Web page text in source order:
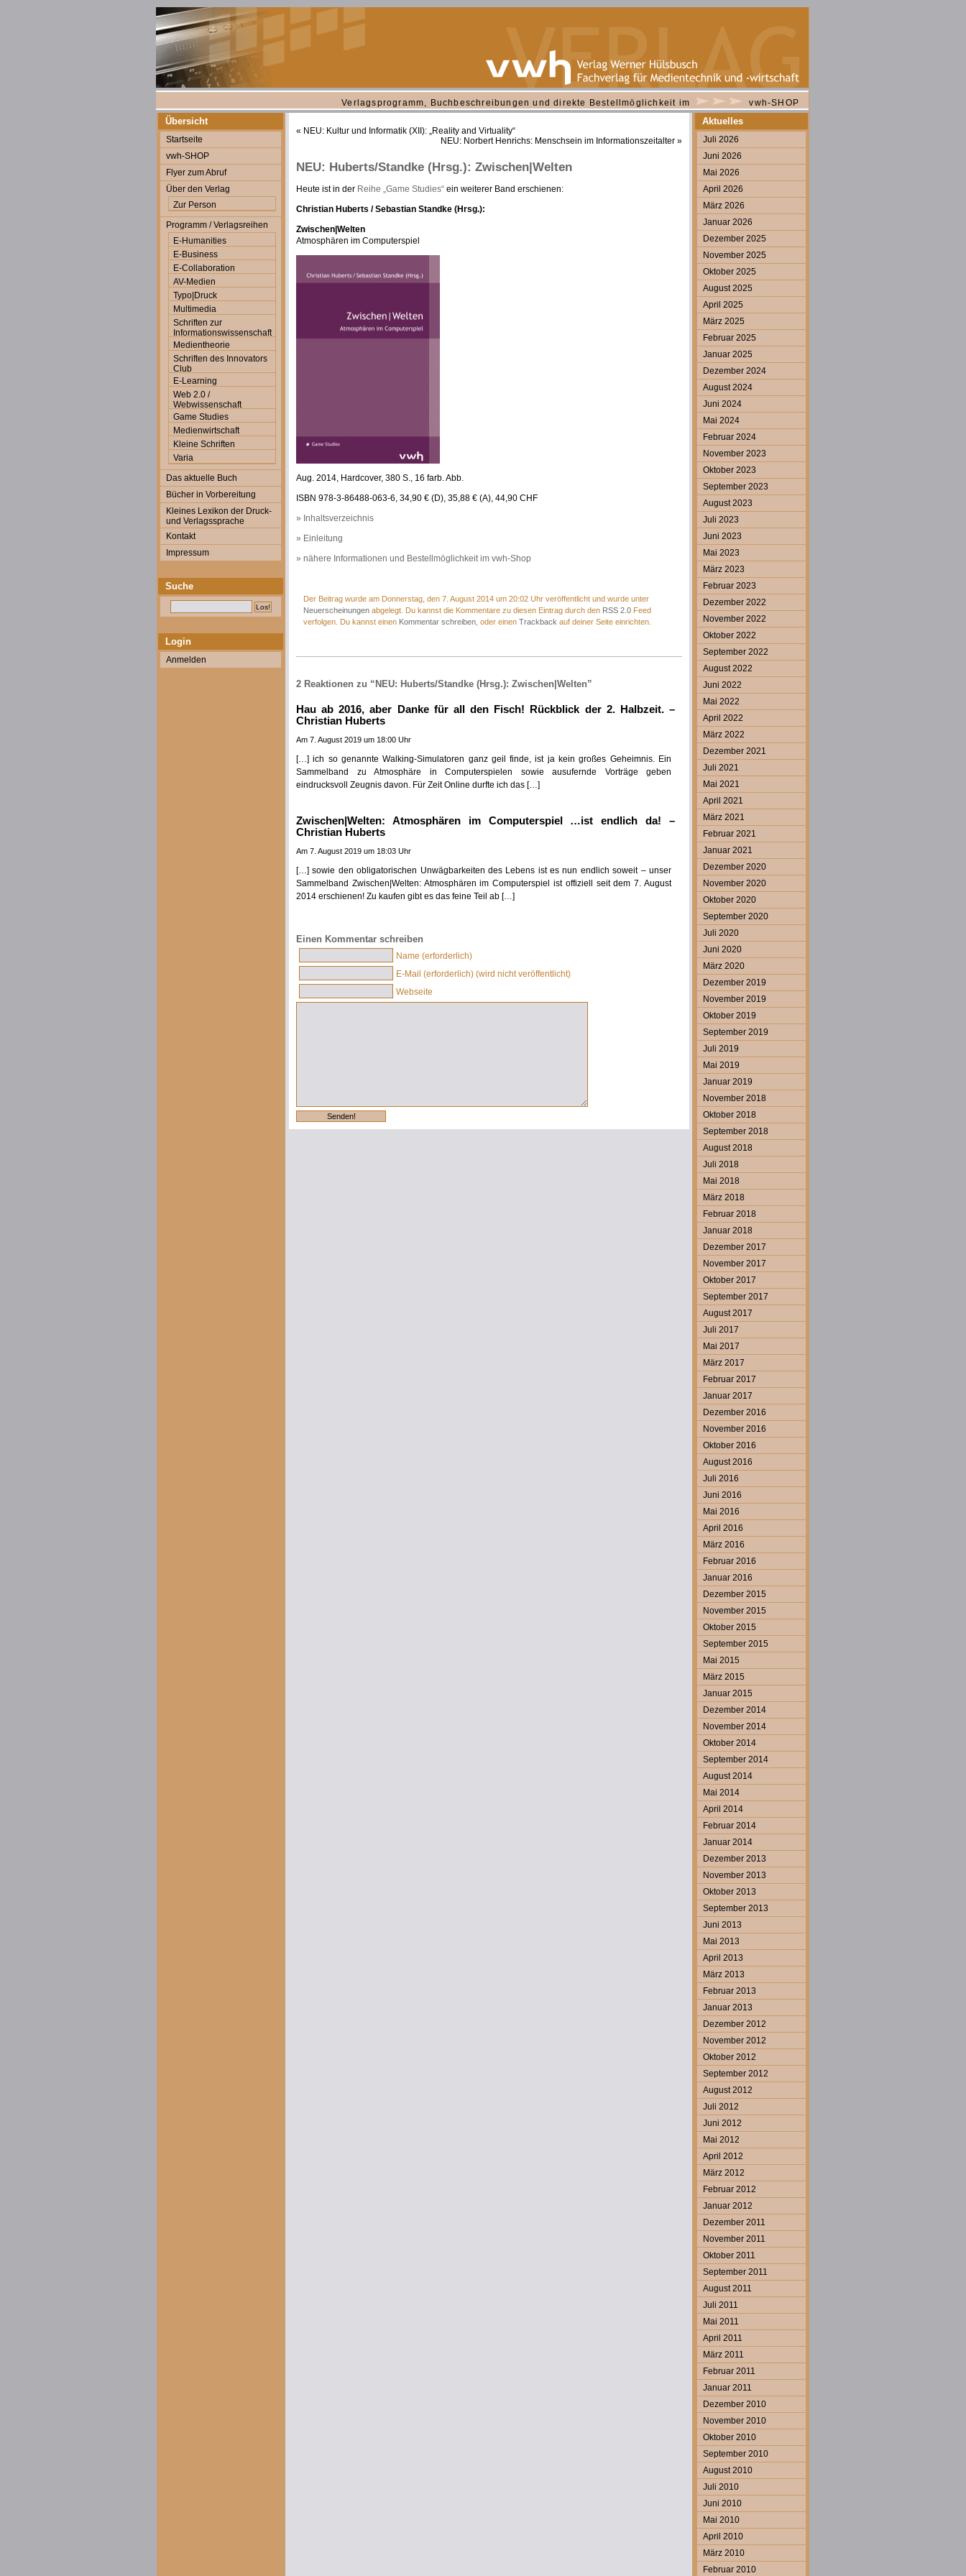
Verlagsprogramm, Buchbeschreibungen und direkte Bestellmöglichkeit im vwh-SHOP
Übersicht
Startseite
vwh-SHOP
Flyer zum Abruf
Über den Verlag
Zur Person
Programm / Verlagsreihen
E-Humanities
E-Business
E-Collaboration
AV-Medien
Typo|Druck
Multimedia
Schriften zur
Informationswissenschaft
Medientheorie
Schriften des Innovators
Club
E-Learning
Web 2.0 /
Webwissenschaft
Game Studies
Medienwirtschaft
Kleine Schriften
Varia
Das aktuelle Buch
Bücher in Vorbereitung
Kleines Lexikon der Druck-
und Verlagssprache
Kontakt
Impressum
Suche
Login
Anmelden
« NEU: Kultur und Informatik (XII): „Reality and Virtuality“
NEU: Norbert Henrichs: Menschsein im Informationszeitalter »
NEU: Huberts/Standke (Hrsg.): Zwischen|Welten
Heute ist in der Reihe „Game Studies“ ein weiterer Band erschienen:
Christian Huberts / Sebastian Standke (Hrsg.):
Zwischen|Welten
Atmosphären im Computerspiel
Aug. 2014, Hardcover, 380 S., 16 farb. Abb.
ISBN 978-3-86488-063-6, 34,90 € (D), 35,88 € (A), 44,90 CHF
» Inhaltsverzeichnis
» Einleitung
» nähere Informationen und Bestellmöglichkeit im vwh-Shop
Der Beitrag wurde am Donnerstag, den 7. August 2014 um 20:02 Uhr veröffentlicht und wurde unter
Neuerscheinungen abgelegt. Du kannst die Kommentare zu diesen Eintrag durch den RSS 2.0 Feed
verfolgen. Du kannst einen Kommentar schreiben , oder einen Trackback auf deiner Seite einrichten.
2 Reaktionen zu “NEU: Huberts/Standke (Hrsg.): Zwischen|Welten”
Hau ab 2016, aber Danke für all den Fisch! Rückblick der 2. Halbzeit. –
Christian Huberts
Am 7. August 2019 um 18:00 Uhr
[…] ich so genannte Walking-Simulatoren ganz geil finde, ist ja kein großes Geheimnis. Ein
Sammelband zu Atmosphäre in Computerspielen sowie ausufernde Vorträge geben
eindrucksvoll Zeugnis davon. Für Zeit Online durfte ich das […]
Zwischen|Welten: Atmosphären im Computerspiel …ist endlich da! –
Christian Huberts
Am 7. August 2019 um 18:03 Uhr
[…] sowie den obligatorischen Unwägbarkeiten des Lebens ist es nun endlich soweit – unser
Sammelband Zwischen|Welten: Atmosphären im Computerspiel ist offiziell seit dem 7. August
2014 erschienen! Zu kaufen gibt es das feine Teil ab […]
Einen Kommentar schreiben
Name (erforderlich)
E-Mail (erforderlich) (wird nicht veröffentlicht)
Webseite
Aktuelles
Juli 2026
Juni 2026
Mai 2026
April 2026
März 2026
Januar 2026
Dezember 2025
November 2025
Oktober 2025
August 2025
April 2025
März 2025
Februar 2025
Januar 2025
Dezember 2024
August 2024
Juni 2024
Mai 2024
Februar 2024
November 2023
Oktober 2023
September 2023
August 2023
Juli 2023
Juni 2023
Mai 2023
März 2023
Februar 2023
Dezember 2022
November 2022
Oktober 2022
September 2022
August 2022
Juni 2022
Mai 2022
April 2022
März 2022
Dezember 2021
Juli 2021
Mai 2021
April 2021
März 2021
Februar 2021
Januar 2021
Dezember 2020
November 2020
Oktober 2020
September 2020
Juli 2020
Juni 2020
März 2020
Dezember 2019
November 2019
Oktober 2019
September 2019
Juli 2019
Mai 2019
Januar 2019
November 2018
Oktober 2018
September 2018
August 2018
Juli 2018
Mai 2018
März 2018
Februar 2018
Januar 2018
Dezember 2017
November 2017
Oktober 2017
September 2017
August 2017
Juli 2017
Mai 2017
März 2017
Februar 2017
Januar 2017
Dezember 2016
November 2016
Oktober 2016
August 2016
Juli 2016
Juni 2016
Mai 2016
April 2016
März 2016
Februar 2016
Januar 2016
Dezember 2015
November 2015
Oktober 2015
September 2015
Mai 2015
März 2015
Januar 2015
Dezember 2014
November 2014
Oktober 2014
September 2014
August 2014
Mai 2014
April 2014
Februar 2014
Januar 2014
Dezember 2013
November 2013
Oktober 2013
September 2013
Juni 2013
Mai 2013
April 2013
März 2013
Februar 2013
Januar 2013
Dezember 2012
November 2012
Oktober 2012
September 2012
August 2012
Juli 2012
Juni 2012
Mai 2012
April 2012
März 2012
Februar 2012
Januar 2012
Dezember 2011
November 2011
Oktober 2011
September 2011
August 2011
Juli 2011
Mai 2011
April 2011
März 2011
Februar 2011
Januar 2011
Dezember 2010
November 2010
Oktober 2010
September 2010
August 2010
Juli 2010
Juni 2010
Mai 2010
April 2010
März 2010
Februar 2010